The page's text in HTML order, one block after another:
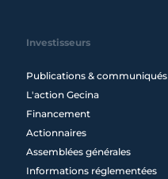
Investisseurs
Publications & communiqués
L'action Gecina
Financement
Actionnaires
Assemblées générales
Informations réglementées